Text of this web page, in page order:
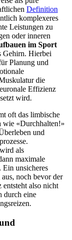
Definition
komplexeres
Leistungen zu
oder inneren
im Sport
Gehirn. Hierbei
Planung und
die
Effizienz
wird.
oft das limbische
wie «Durchhalten!»
und
als
maximale
unsicheres
noch bevor der
also nicht
durch eine